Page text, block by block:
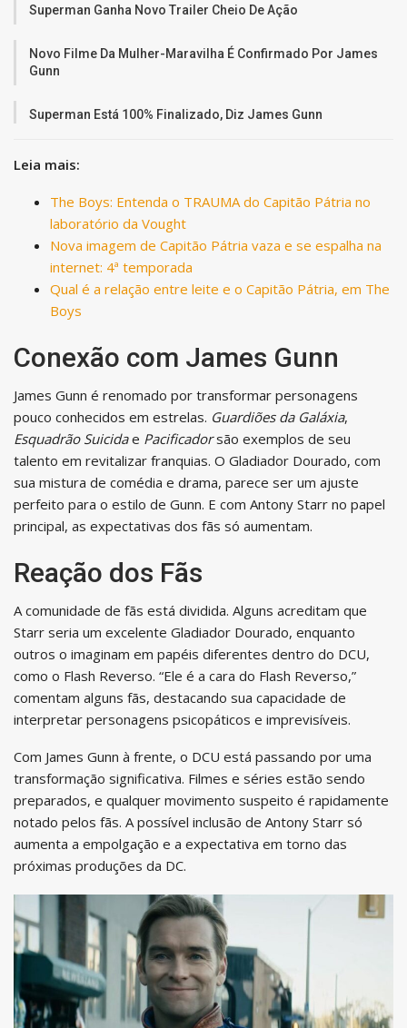
Superman Ganha Novo Trailer Cheio De Ação
Novo Filme Da Mulher-Maravilha É Confirmado Por James
Gunn
Superman Está 100% Finalizado, Diz James Gunn
Leia mais:
The Boys: Entenda o TRAUMA do Capitão Pátria no
laboratório da Vought
Nova imagem de Capitão Pátria vaza e se espalha na
internet: 4ª temporada
Qual é a relação entre leite e o Capitão Pátria, em The
Boys
Conexão com James Gunn
James Gunn é renomado por transformar personagens
pouco conhecidos em estrelas. Guardiões da Galáxia,
Esquadrão Suicidae Pacificadorsão exemplos de seu
talento em revitalizar franquias. O Gladiador Dourado, com
sua mistura de comédia e drama, parece ser um ajuste
perfeito para o estilo de Gunn. E com Antony Starr no papel
principal, as expectativas dos fãs só aumentam.
Reação dos Fãs
A comunidade de fãs está dividida. Alguns acreditam que
Starr seria um excelente Gladiador Dourado, enquanto
outros o imaginam em papéis diferentes dentro do DCU,
como o Flash Reverso. “Ele é a cara do Flash Reverso,”
comentam alguns fãs, destacando sua capacidade de
interpretar personagens psicopáticos e imprevisíveis.
Com James Gunn à frente, o DCU está passando por uma
transformação significativa. Filmes e séries estão sendo
preparados, e qualquer movimento suspeito é rapidamente
notado pelos fãs. A possível inclusão de Antony Starr só
aumenta a empolgação e a expectativa em torno das
próximas produções da DC.